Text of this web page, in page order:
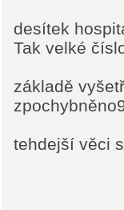
desítek
Tak velké
základě
tehdejší věci